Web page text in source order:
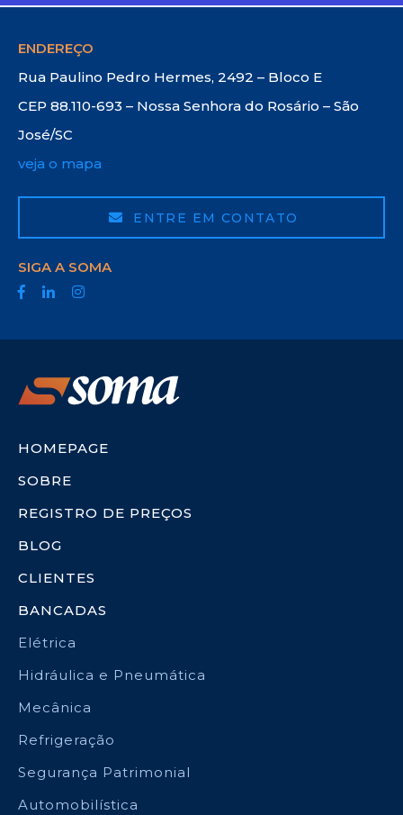
ENDEREÇO
Rua Paulino Pedro Hermes, 2492 – Bloco E
CEP 88.110-693 – Nossa Senhora do Rosário – São
José/SC
veja o mapa
ENTRE EM CONTATO
SIGA A SOMA
HOMEPAGE
SOBRE
REGISTRO DE PREÇOS
BLOG
CLIENTES
BANCADAS
Elétrica
Hidráulica e Pneumática
Mecânica
Refrigeração
Segurança Patrimonial
Automobilística